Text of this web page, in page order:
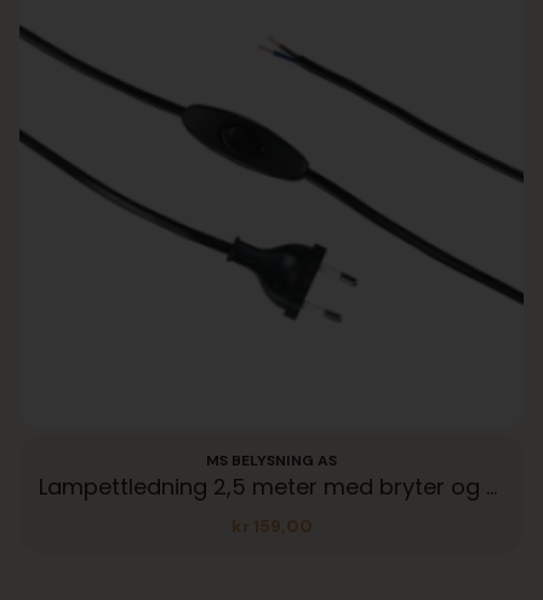
MS BELYSNING AS
Lampettledning 2,5 meter med bryter og støpsel
kr 159,00